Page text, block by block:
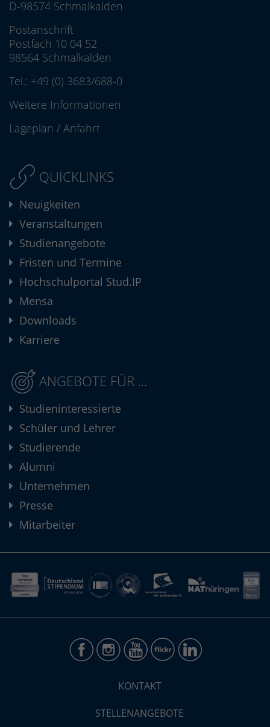
D-98574 Schmalkalden
Postanschrift
Postfach 10 04 52
98564 Schmalkalden
Tel.: +49 (0) 3683/688-0
Weitere Informationen
Lageplan / Anfahrt
QUICKLINKS
Neuigkeiten
Veranstaltungen
Studienangebote
Fristen und Termine
Hochschulportal Stud.IP
Mensa
Downloads
Karriere
ANGEBOTE FÜR ...
Studieninteressierte
Schüler und Lehrer
Studierende
Alumni
Unternehmen
Presse
Mitarbeiter
KONTAKT
STELLENANGEBOTE